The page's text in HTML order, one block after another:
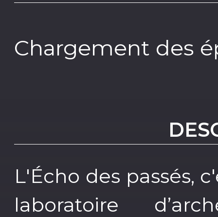
Chargement des
L'Écho des passés,
laboratoire